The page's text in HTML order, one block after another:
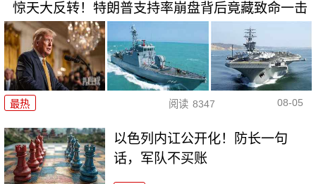
惊天大反转！特朗普支持率崩盘背后竟藏致命一击
最热 阅读 8347 08-05
以色列内讧公开化！防长一句
话，军队不买账